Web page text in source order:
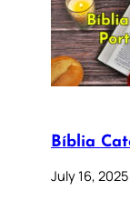
Bíblia
July 16, 2025